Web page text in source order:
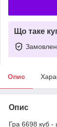
Що таке
Опис
Опис
Гра 6698 куб -